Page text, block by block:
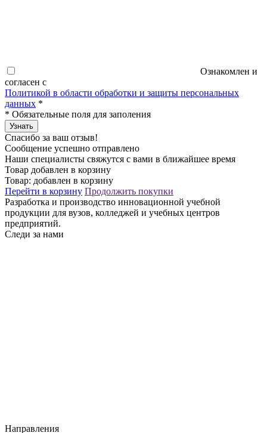
Ознакомлен и
согласен с
Политикой в области обработки и защиты персональных
данных *
* Обязательные поля для заполения
Узнать
Спасибо за ваш отзыв!
Сообщение успешно отправлено
Наши специалисты свяжутся с вами в ближайшее время
Товар добавлен в корзину
Товар: добавлен в корзину
Перейти в корзину Продолжить покупки
Разработка и производство инновационной учебной
продукции для вузов, колледжей и учебных центров
предприятий.
Следи за нами
Направления